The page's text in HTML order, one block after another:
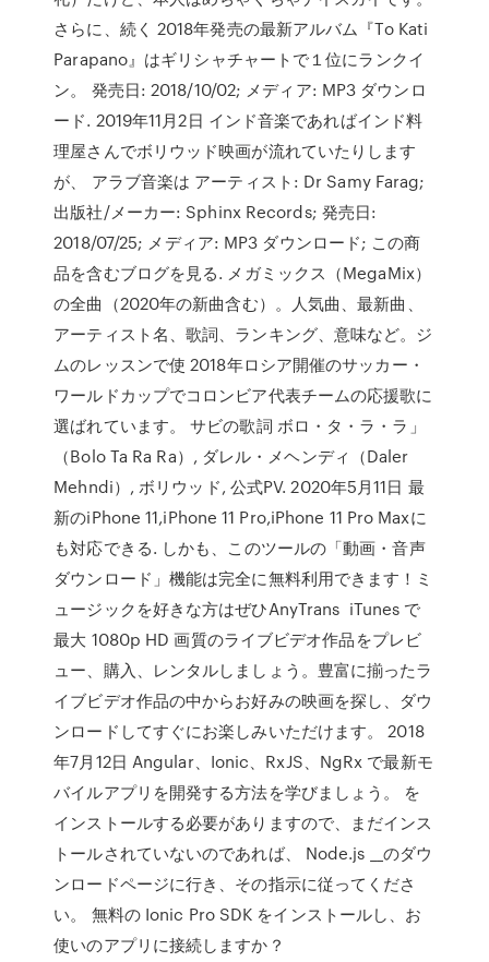
さらに、続く 2018年発売の最新アルバム『To Kati
Parapano』はギリシャチャートで１位にランクイ
ン。 発売日: 2018/10/02; メディア: MP3 ダウンロ
ード. 2019年11月2日 インド音楽であればインド料
理屋さんでボリウッド映画が流れていたりします
が、 アラブ音楽は アーティスト: Dr Samy Farag;
出版社/メーカー: Sphinx Records; 発売日:
2018/07/25; メディア: MP3 ダウンロード; この商
品を含むブログを見る. メガミックス（MegaMix）
の全曲（2020年の新曲含む）。人気曲、最新曲、
アーティスト名、歌詞、ランキング、意味など。ジ
ムのレッスンで使 2018年ロシア開催のサッカー・
ワールドカップでコロンビア代表チームの応援歌に
選ばれています。 サビの歌詞 ボロ・タ・ラ・ラ」
（Bolo Ta Ra Ra）, ダレル・メヘンディ（Daler
Mehndi）, ボリウッド, 公式PV. 2020年5月11日 最
新のiPhone 11,iPhone 11 Pro,iPhone 11 Pro Maxに
も対応できる. しかも、このツールの「動画・音声
ダウンロード」機能は完全に無料利用できます！ミ
ュージックを好きな方はぜひAnyTrans iTunes で
最大 1080p HD 画質のライブビデオ作品をプレビ
ュー、購入、レンタルしましょう。豊富に揃ったラ
イブビデオ作品の中からお好みの映画を探し、ダウ
ンロードしてすぐにお楽しみいただけます。 2018
年7月12日 Angular、Ionic、RxJS、NgRx で最新モ
バイルアプリを開発する方法を学びましょう。 を
インストールする必要がありますので、まだインス
トールされていないのであれば、 Node.js __のダウ
ンロードページに行き、その指示に従ってくださ
い。 無料の Ionic Pro SDK をインストールし、お
使いのアプリに接続しますか？